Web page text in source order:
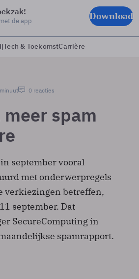
de app Download
Tech & ToekomstCarrière
0 reacties
spam
september vooral
met onderwerpregels
verkiezingen betreffen,
september. Dat
SecureComputing in
spamrapport.